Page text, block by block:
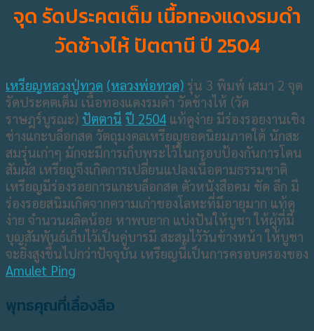
จุด รัดประคตเต็ม เนื้อทองแดงรมดำ
วัดช้างไห้ ปัตตานี ปี 2504
เหรียญหลวงปู่ทวด (หลวงพ่อทวด) รุ่น 3 พิมพ์ เสมา 2 จุด
รัดประคตเต็ม เนื้อทองแดงรมดำ วัดช้างไห้ (วัด
ราษฎร์บูรณะ) ปัตตานี ปี 2504 แท้ดูง่าย มีร่องรอยงานเชิง
ช่างแกะบล็อกสด วัตถุมงคลเหรียญยอดนิยมภาคใต้ นักสะ
สมรุ่นเก่าๆ มักจะมีการเก็บพระไว้ในกรอบป้องกันการโดน
สัมผัส เหรียญจึงเกิดการเปลี่ยนแปลงเนื้อตามธรรมชาติ
เหรียญมีร่องรอยการแกะบล็อกสด ตัวหนังสือคม ชัด ลึก มี
ร่องรอยสนิมเกิดจากความเก่าของโลหะที่มีอายุมาก แท้ดู
ง่าย จำนวนผลิดน้อย หาพบยาก แบ่งปันให้บูชา ให้ผู้ที่มี
บุญสัมพันธ์เก็บไว้เป็นคู่บารมี สะสมไว้วันข้างหน้า ให้บูชา
จะยิ่งสูงขึ้นไปกว่าปัจจุบัน เหรียญนี้เป็นการครอบครองของ
Amulet Ping
พุทธคุณที่เลื่องลือ